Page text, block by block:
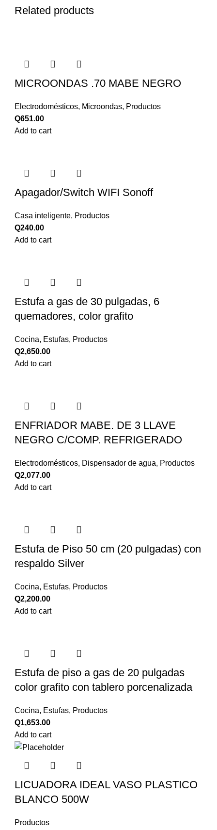
Related products
MICROONDAS .70 MABE NEGRO
Electrodomésticos, Microondas, Productos
Q651.00
Add to cart
Apagador/Switch WIFI Sonoff
Casa inteligente, Productos
Q240.00
Add to cart
Estufa a gas de 30 pulgadas, 6
quemadores, color grafito
Cocina, Estufas, Productos
Q2,650.00
Add to cart
ENFRIADOR MABE. DE 3 LLAVE
NEGRO C/COMP. REFRIGERADO
Electrodomésticos, Dispensador de agua, Productos
Q2,077.00
Add to cart
Estufa de Piso 50 cm (20 pulgadas) con
respaldo Silver
Cocina, Estufas, Productos
Q2,200.00
Add to cart
Estufa de piso a gas de 20 pulgadas
color grafito con tablero porcenalizada
Cocina, Estufas, Productos
Q1,653.00
Add to cart
LICUADORA IDEAL VASO PLASTICO
BLANCO 500W
Productos